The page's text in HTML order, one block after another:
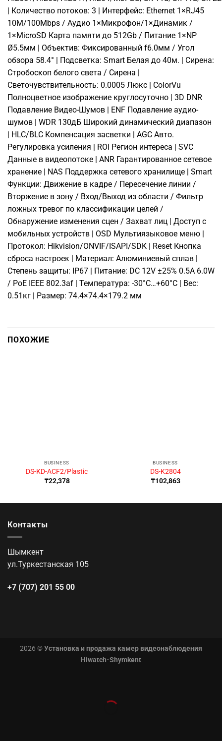
| Количество потоков: 3 | Интерфейс: Ethernet 1×RJ45
10M/100Mbps / Аудио 1×Микрофон/1×Динамик /
1×MicroSD Карта памяти до 512Gb / Питание 1×NP
Ø5.5мм | Объектив: Фиксированный f6.0мм / Угол
обзора 58.4° | Подсветка: Smart Белая до 40м. | Сирена:
Стробоскоп белого света / Сирена |
Светочувствительность: 0.0005 Люкс | ColorVu
Полноцветное изображение круглосуточно | 3D DNR
Подавление Видео-Шумов | ENF Подавление аудио-
шумов | WDR 130дБ Широкий динамический диапазон
| HLC/BLC Компенсация засветки | AGC Авто.
Регулировка усиления | ROI Регион интереса | SVC
Данные в видеопотоке | ANR Гарантированное сетевое
хранение | NAS Поддержка сетевого хранилище | Smart
Функции: Движение в кадре / Пересечение линии /
Вторжение в зону / Вход/Выход из области / Фильтр
ложных тревог по классификации целей /
Обнаружение изменения сцен / Захват лиц | Доступ с
мобильных устройств | OSD Мультиязыковое меню |
Протокол: Hikvision/ONVIF/ISAPI/SDK | Reset Кнопка
сброса настроек | Материал: Алюминиевый сплав |
Степень защиты: IP67 | Питание: DC 12V ±25% 0.5A 6.0W
/ PoE IEEE 802.3af | Температура: -30°C…+60°C | Вес:
0.51кг | Размер: 74.4×74.4×179.2 мм
ПОХОЖИЕ
BUSINESS
DS-KD-ACF2/Plastic
₸22,378
BUSINESS
DS-K2804
₸102,863
Контакты
Шымкент
ул.Туркестанская 105
+7 (707) 201 55 00
2026 ©Установка и продажа камер видеонаблюдения
Hiwatch-Shymkent